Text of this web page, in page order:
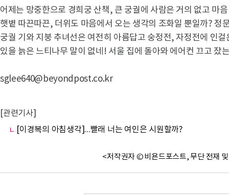
어제는 망중한으로 경희궁 산책, 큰 궁궐에 사람은 거의 없고 마
햇볕 따끈따끈, 더위도 마음에서 오는 생각의 조화일 뿐일까? 정
궁궐 기와 지붕 추녀선은 여전히 아름답고 숭정전, 자정전에 인
있을 늙은 느티나무 말이 없네! 서울 집에 돌아와 에어컨 끄고 잤
sglee640@beyondpost.co.kr
[관련기사]
[이경복의 아침생각]...빨래 너는 여인은 시원할까?
<저작권자 © 비욘드포스트, 무단 전재